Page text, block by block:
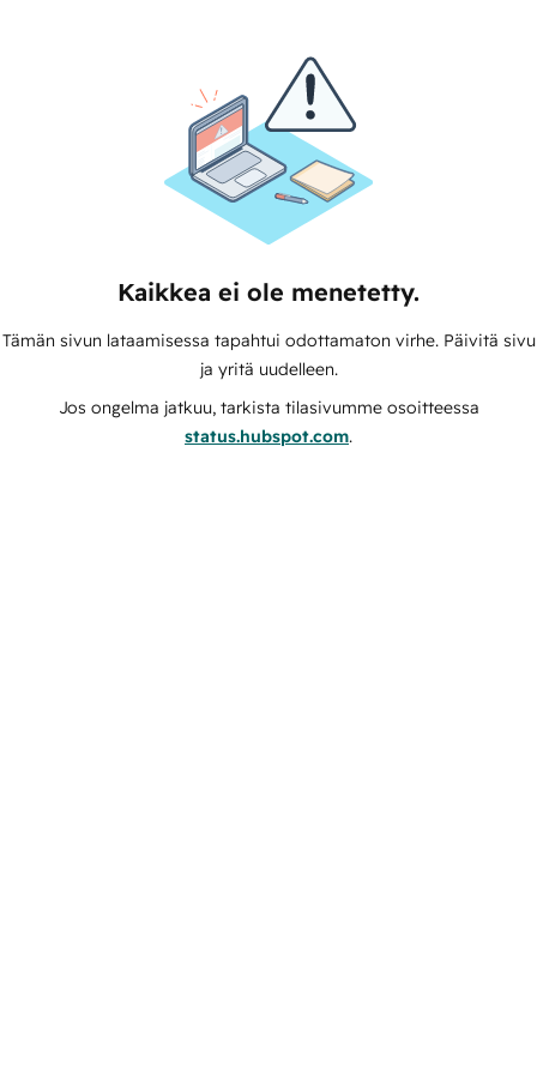
Kaikkea ei ole menetetty.
Tämän sivun lataamisessa tapahtui odottamaton virhe. Päivitä sivu
ja yritä uudelleen.
Jos ongelma jatkuu, tarkista tilasivumme osoitteessa
status.hubspot.com.